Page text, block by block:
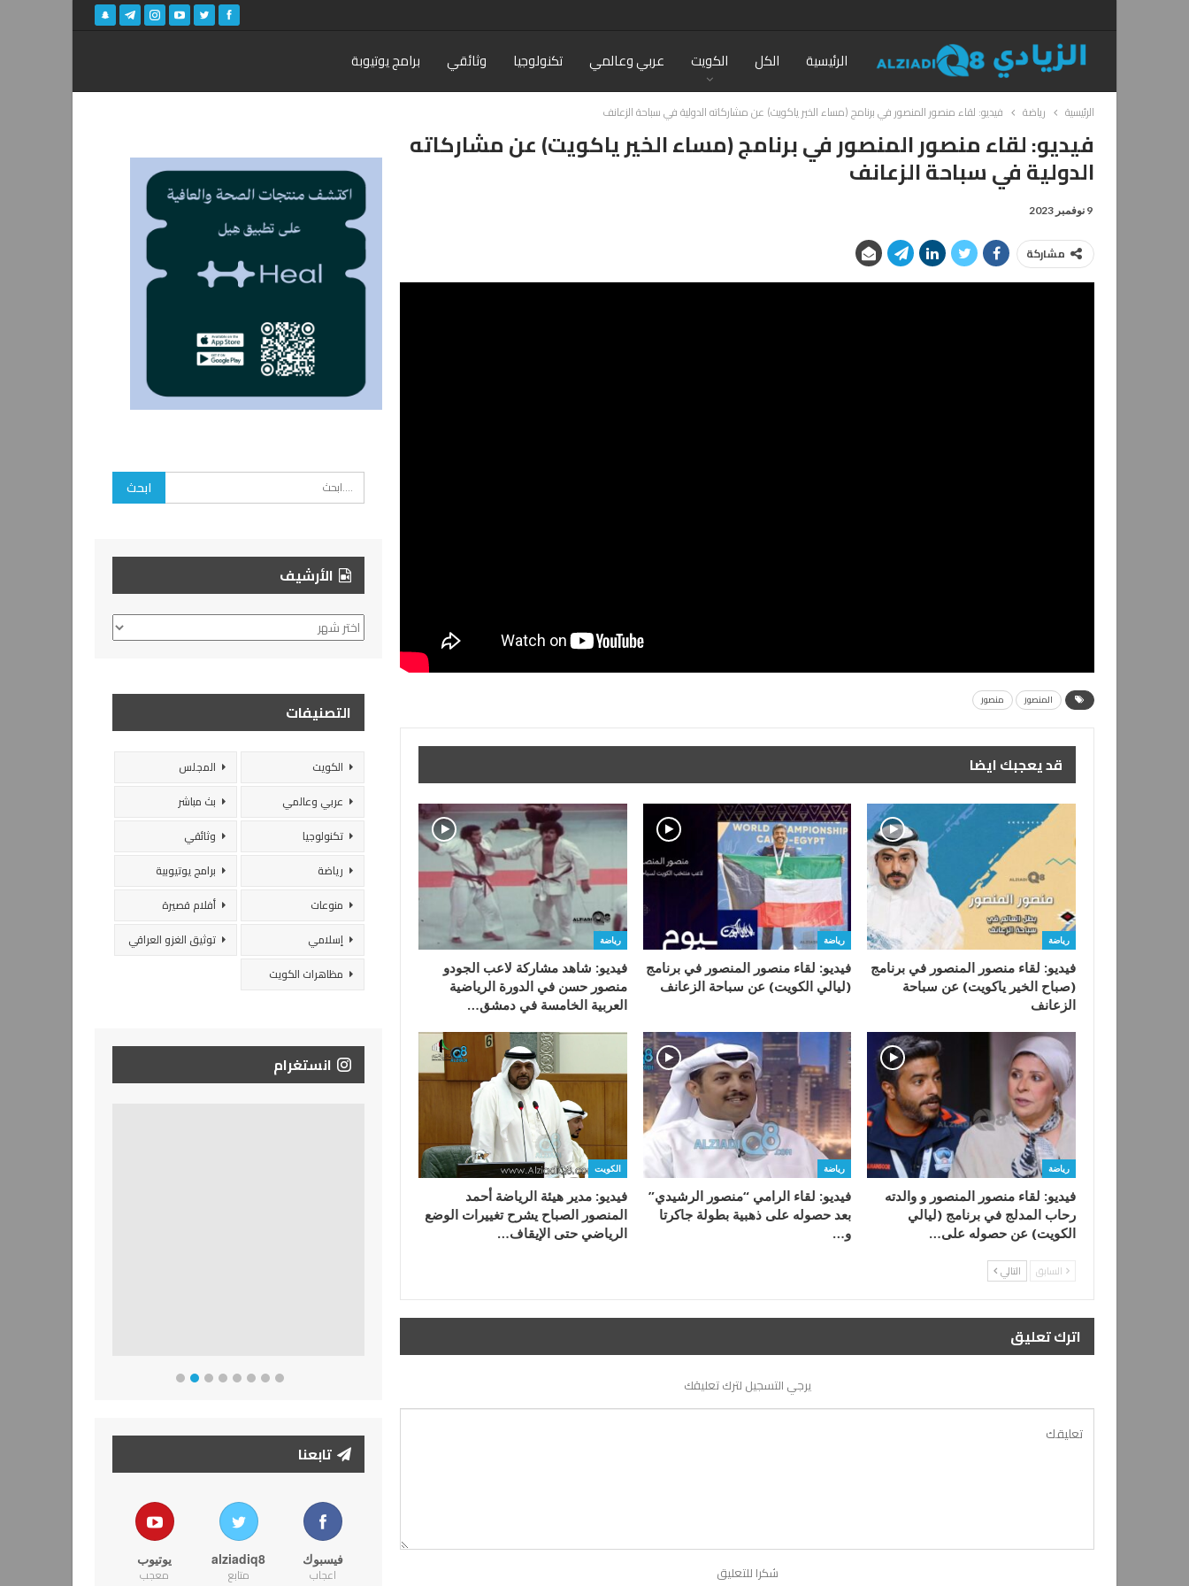
الرئيسية الكل الكويت عربي وعالمي تكنولوجيا وثائقي برامج يوتيوبة
الرئيسية رياضة فيديو: لقاء منصور المنصور في برنامج (مساء الخير ياكويت) عن مشاركاته الدولية في سباحة الزعانف
فيديو: لقاء منصور المنصور في برنامج (مساء الخير ياكويت) عن مشاركاته
الدولية في سباحة الزعانف
9 نوفمبر 2023
مشاركة
المنصور منصور
قد يعجبك ايضا
رياضة
فيديو: لقاء منصور المنصور في برنامج
(صباح الخير ياكويت) عن سباحة
الزعانف
رياضة
فيديو: لقاء منصور المنصور في برنامج
(ليالي الكويت) عن سباحة الزعانف
رياضة
فيديو: شاهد مشاركة لاعب الجودو
منصور حسن في الدورة الرياضية
العربية الخامسة في دمشق…
رياضة
فيديو: لقاء منصور المنصور و والدته
رحاب المدلج في برنامج (ليالي
الكويت) عن حصوله على…
رياضة
فيديو: لقاء الرامي “منصور الرشيدي”
بعد حصوله على ذهبية بطولة جاكرتا
و…
الكويت
فيديو: مدير هيئة الرياضة أحمد
المنصور الصباح يشرح تغييرات الوضع
الرياضي حتى الإيقاف…
السابق التالي
اترك تعليق
يرجي التسجيل لترك تعليقك
شكرا للتعليق
الأرشيف
الأرشيف
التصنيفات
الكويت
المجلس
عربي وعالمي
بث مباشر
تكنولوجيا
وثائقي
رياضة
برامج يوتيوبية
منوعات
أفلام قصيرة
إسلامي
توثيق الغزو العراقي
مظاهرات الكويت
انستغرام
تابعنا
فيسبوك
اعجاب
alziadiq8
متابع
يوتيوب
معجب